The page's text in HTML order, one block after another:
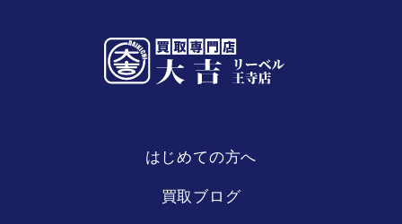
リーベル
王寺店
はじめての方へ
買取ブログ